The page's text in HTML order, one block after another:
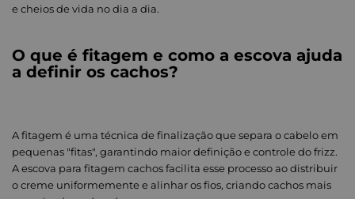
e cheios de vida no dia a dia.
O que é fitagem e como a escova ajuda
a definir os cachos?
A fitagem é uma técnica de finalização que separa o cabelo em
pequenas "fitas", garantindo maior definição e controle do frizz.
A escova para fitagem cachos facilita esse processo ao distribuir
o creme uniformemente e alinhar os fios, criando cachos mais